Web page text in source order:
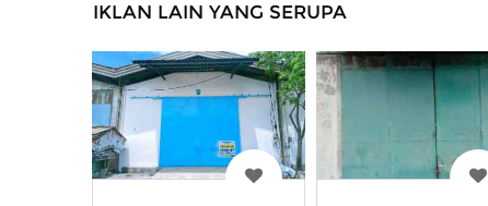
IKLAN LAIN YANG SERUPA